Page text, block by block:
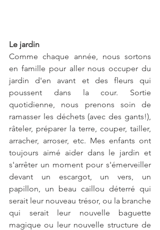
Le jardin
Comme chaque année, nous sortons
en famille pour aller nous occuper du
jardin d'en avant et des fleurs qui
poussent dans la cour. Sortie
quotidienne, nous prenons soin de
ramasser les déchets (avec des gants!),
râteler, préparer la terre, couper, tailler,
arracher, arroser, etc. Mes enfants ont
toujours aimé aider dans le jardin et
s'arrêter un moment pour s'émerveiller
devant un escargot, un vers, un
papillon, un beau caillou déterré qui
serait leur nouveau trésor, ou la branche
qui serait leur nouvelle baguette
magique ou leur nouvelle structure de